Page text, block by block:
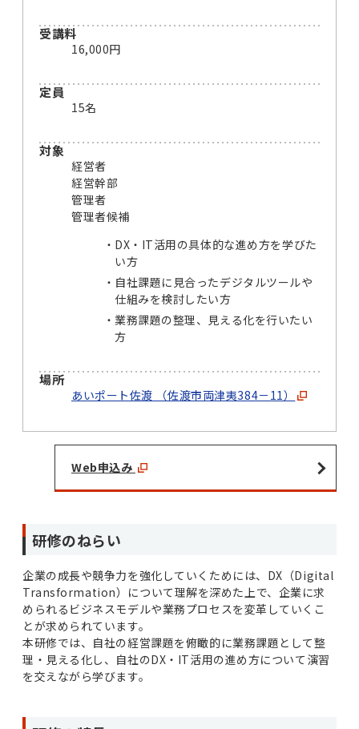
受講料
16,000円
定員
15名
対象
経営者
経営幹部
管理者
管理者候補
DX・IT活用の具体的な進め方を学びた
い方
自社課題に見合ったデジタルツールや
仕組みを検討したい方
業務課題の整理、見える化を行いたい
方
場所
あいポート佐渡 （佐渡市両津夷384－11）
Web申込み
研修のねらい
企業の成長や競争力を強化していくためには、DX（Digital
Transformation）について理解を深めた上で、企業に求
められるビジネスモデルや業務プロセスを変革していくこ
とが求められています。
本研修では、自社の経営課題を俯瞰的に業務課題として整
理・見える化し、自社のDX・IT活用の進め方について演習
を交えながら学びます。